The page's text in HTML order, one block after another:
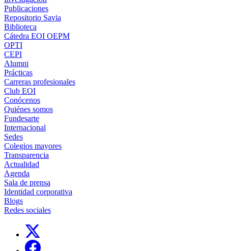
Publicaciones
Repositorio Savia
Biblioteca
Cátedra EOI OEPM
OPTI
CEPI
Alumni
Prácticas
Carreras profesionales
Club EOI
Conócenos
Quiénes somos
Fundesarte
Internacional
Sedes
Colegios mayores
Transparencia
Actualidad
Agenda
Sala de prensa
Identidad corporativa
Blogs
Redes sociales
Links, Opens in this window